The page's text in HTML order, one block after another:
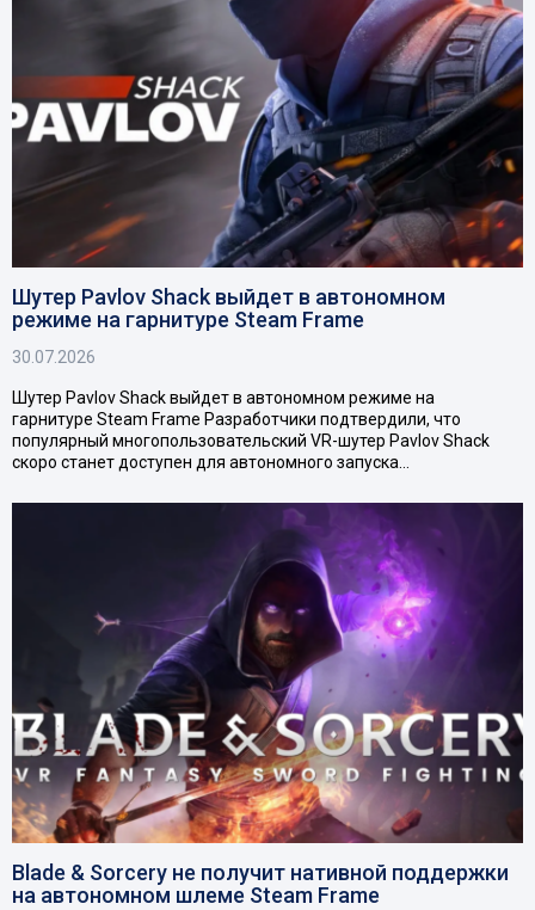
Шутер Pavlov Shack выйдет в автономном
режиме на гарнитуре Steam Frame
30.07.2026
Шутер Pavlov Shack выйдет в автономном режиме на
гарнитуре Steam Frame Разработчики подтвердили, что
популярный многопользовательский VR-шутер Pavlov Shack
скоро станет доступен для автономного запуска…
Blade & Sorcery не получит нативной поддержки
на автономном шлеме Steam Frame